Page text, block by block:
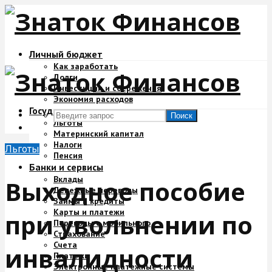
Личный бюджет
Как заработать
Долги
Инвестиции и сбережения
Экономия расходов
Государство и деньги
Льготы
Материнский капитал
Налоги
Пенсия
Банки и сервисы
Вклады
Денежные переводы
Займы и кредиты
Карты и платежи
Переводы с мобильного
Страхование
Счета
Платежи
Электронные платежные системы
Поиск
Льготы
Выходное пособие
при увольнении по
инвалидности